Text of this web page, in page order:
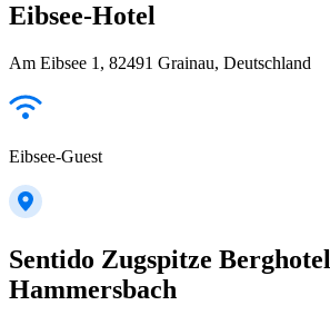
Eibsee-Hotel
Am Eibsee 1, 82491 Grainau, Deutschland
Eibsee-Guest
Sentido Zugspitze Berghotel
Hammersbach